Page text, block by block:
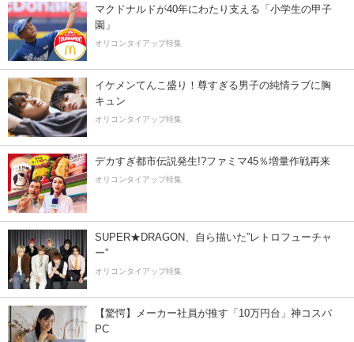
マクドナルドが40年にわたり支える「小学生の甲子
園」
オリコンタイアップ特集
イケメンてんこ盛り！尊すぎる男子の純情ラブに胸
キュン
オリコンタイアップ特集
デカすぎ都市伝説発生!?ファミマ45％増量作戦再来
オリコンタイアップ特集
SUPER★DRAGON、自ら描いた”レトロフューチャ
ー”
オリコンタイアップ特集
【驚愕】メーカー社員が推す「10万円台」神コスパ
PC